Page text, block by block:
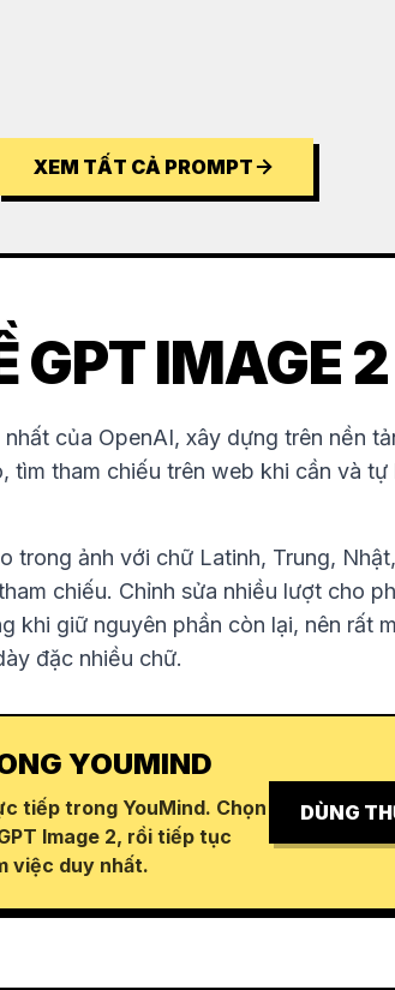
XEM TẤT CẢ PROMPT
GPT IMAGE 2
của OpenAI, xây dựng trên nền
tham chiếu trên web khi cần và tự
trong ảnh với chữ Latinh, Trung,
chiếu. Chỉnh sửa nhiều lượt cho
khi giữ nguyên phần còn lại, nên rất
đặc nhiều chữ.
YOUMIND
tiếp trong YouMind. Chọn
Image 2, rồi tiếp tục
việc duy nhất.
DÙNG